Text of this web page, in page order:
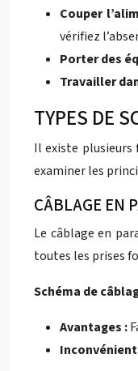
Couper
vérifiez
Porter des
Travailler
TYPES DE
Il existe plusieurs
examiner les
CÂBLAGE EN
Le câblage en
toutes les prises
Schéma de
Avantages :